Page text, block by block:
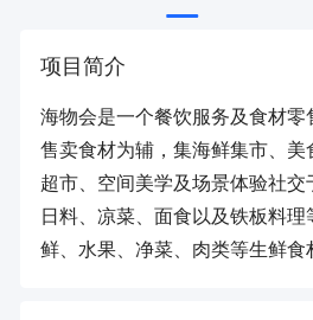
项目简介
海物会是一个餐饮服务及食材零
售卖食材为辅，集海鲜集市、美
超市、空间美学及场景体验社
日料、凉菜、面食以及铁板料
鲜、水果、净菜、肉类等生鲜食